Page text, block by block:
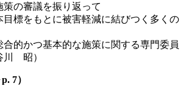
策の審議を振り返って
標をもとに被害軽減に結びつく多くの
的かつ基本的な施策に関する専門委員
昭）
7）